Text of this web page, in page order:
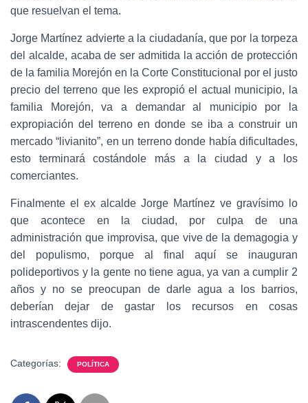
que resuelvan el tema.
Jorge Martínez advierte a la ciudadanía, que por la torpeza
del alcalde, acaba de ser admitida la acción de protección
de la familia Morejón en la Corte Constitucional por el justo
precio del terreno que les expropió el actual municipio, la
familia Morejón, va a demandar al municipio por la
expropiación del terreno en donde se iba a construir un
mercado “livianito”, en un terreno donde había dificultades,
esto terminará costándole más a la ciudad y a los
comerciantes.
Finalmente el ex alcalde Jorge Martínez ve gravísimo lo
que acontece en la ciudad, por culpa de una
administración que improvisa, que vive de la demagogia y
del populismo, porque al final aquí se inauguran
polideportivos y la gente no tiene agua, ya van a cumplir 2
años y no se preocupan de darle agua a los barrios,
deberían dejar de gastar los recursos en cosas
intrascendentes dijo.
Categorías: POLÍTICA